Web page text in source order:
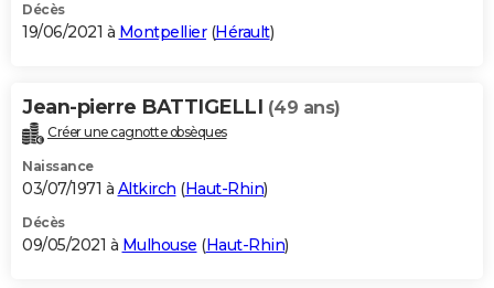
Décès
19/06/2021 à Montpellier(Hérault)
Jean-pierre BATTIGELLI (49 ans)
Créer une cagnotte obsèques
Naissance
03/07/1971 à Altkirch (Haut-Rhin)
Décès
09/05/2021 à Mulhouse (Haut-Rhin)